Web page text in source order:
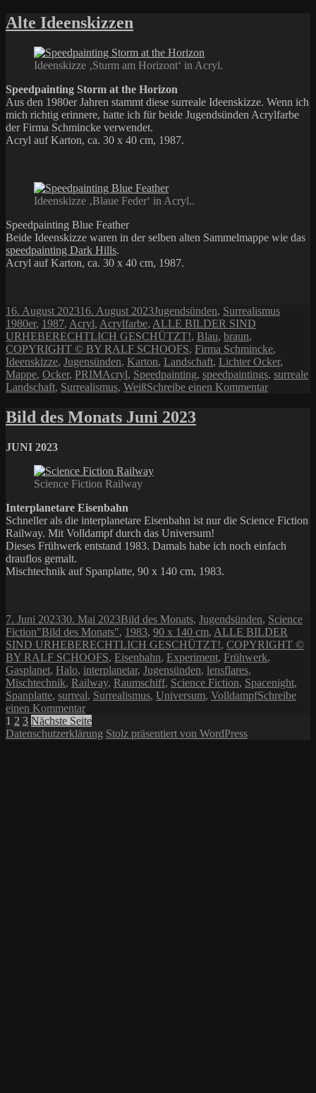
Alte Ideenskizzen
Ideenskizze ‚Sturm am Horizont‘ in Acryl.
Speedpainting Storm at the Horizon
Aus den 1980er Jahren stammt diese surreale Ideenskizze. Wenn ich
mich richtig erinnere, hatte ich für beide Jugendsünden Acrylfarbe
der Firma Schmincke verwendet.
Acryl auf Karton, ca. 30 x 40 cm, 1987.
Ideenskizze ‚Blaue Feder‘ in Acryl..
Speedpainting Blue Feather
Beide Ideenskizze waren in der selben alten Sammelmappe wie das
speedpainting Dark Hills.
Acryl auf Karton, ca. 30 x 40 cm, 1987.
Veröffentlicht
am
16. August 202316. August 2023Kategorien
Jugendsünden, Surrealismus
1980er, 1987, Acryl, Acrylfarbe, ALLE BILDER SIND
URHEBERECHTLICH GESCHÜTZT!, Blau, braun,
COPYRIGHT © BY RALF SCHOOFS, Firma Schmincke,
Ideenskizze, Jugensünden, Karton, Landschaft, Lichter Ocker,
Mappe, Ocker, PRIMAcryl, Speedpainting, speedpaintings, surreale
Landschaft, Surrealismus, WeißSchreibe einen Kommentarzu
Bild des Monats Juni 2023
JUNI 2023
Science Fiction Railway
Interplanetare Eisenbahn
Schneller als die interplanetare Eisenbahn ist nur die Science Fiction
Railway. Mit Volldampf durch das Universum!
Dieses Frühwerk entstand 1983. Damals habe ich noch einfach
drauflos gemalt.
Mischtechnik auf Spanplatte, 90 x 140 cm, 1983.
Veröffentlicht
am
7. Juni 202330. Mai 2023Kategorien
Bild des Monats, Jugendsünden, Science
FictionSchlagwörter
"Bild des Monats", 1983, 90 x 140 cm, ALLE BILDER
SIND URHEBERECHTLICH GESCHÜTZT!, COPYRIGHT ©
BY RALF SCHOOFS, Eisenbahn, Experiment, Frühwerk,
Gasplanet, Halo, interplanetar, Jugensünden, lensflares,
Mischtechnik, Railway, Raumschiff, Science Fiction, Spacenight,
Spanplatte, surreal, Surrealismus, Universum, VolldampfSchreibe
einen Kommentarzu
Bild
des
Seitennummerierung
der
Seite
1 Seite
2 Seite
3 Nächste Seite
Datenschutzerklärung Stolz präsentiert von WordPress